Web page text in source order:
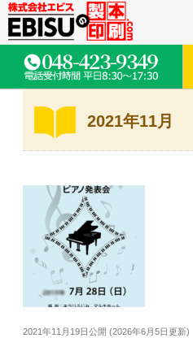
2021年11月
2021年11月19日公開 (2026年6月5日 更新)